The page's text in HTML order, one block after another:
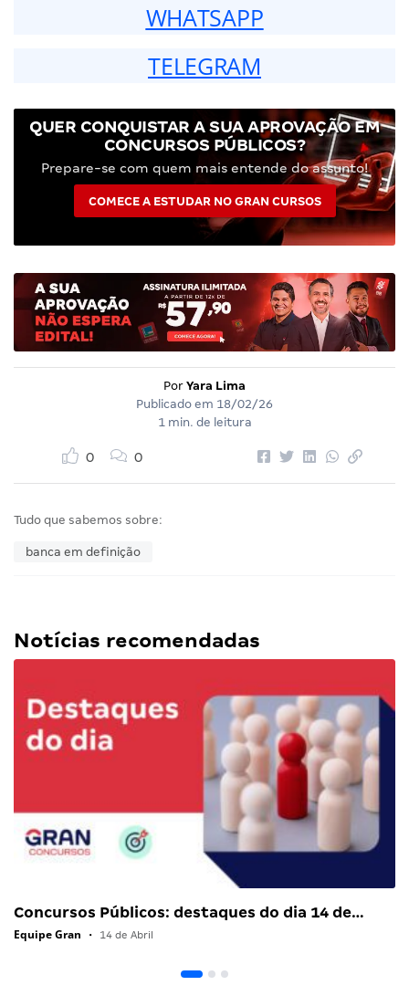
WHATSAPP
TELEGRAM
QUER CONQUISTAR A SUA APROVAÇÃO EM
CONCURSOS PÚBLICOS?
Prepare-se com quem mais entende do assunto!
COMECE A ESTUDAR NO GRAN CURSOS
Por Yara Lima
Publicado em 18/02/26
1 min. de leitura
0 0
Tudo que sabemos sobre:
banca em definição
Notícias recomendadas
Concursos Públicos: destaques do dia 14 de…
Equipe Gran • 14 de Abril